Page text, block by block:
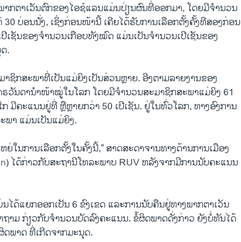
ກຕາເວັນຕົກຂອງໄອຊ໌ແລນແມ່ນປ່ຽນຜົນທີ່ອອກມາ, ໂດຍມີຈໍານວນ
ບ່ອນນັ່ງ, ເຊິ່ງກ່ອນໜ້ານີ້ ເຄີຍໄດ້ຮັບການເລືອກຕັ້ງຄັ້ງທີສອງກ່ອນ
ເຊັນຂອງຈໍານວນເກືອບທັງໝົດ ແມ່ນເປັນຈໍານວນເປີເຊັນຂອງ
.
ຊິກສະພາທີ່ເປັນແມ່ຍິງເປັນສ່ວນຫຼາຍ. ອີງຕາມລາຍງານຂອງ
ວັນດານໍາໜ້າໝູ່ໃນໂລກ ໂດຍມີຈໍານວນສະມາຊິກສະພາແມ່ຍິງ 61
ມີຄະແນນຢູ່ທີ່ ຫຼືຫຼາຍກວ່າ 50 ເປີເຊັນ. ຢູ່ໃນທົ່ວໂລກ, ທາງອົງການ
ພາ ແມ່ນເປັນແມ່ຍິງ.
ຍ່ໃນການເລືອກຕັ້ງໃນຄັ້ງນີ້,” ສາດສະດາຈານທາງດ້ານການເມືອງ
ໄດ້ກ່າວກັບສະຖານີໂທລະພາບ RUV ຫລັງຈາກມີການນັບຄະແນນ
ໄດ້ແຍກອອກເປັນ 6 ຂົງເຂດ ແລະການນັບຄືນຢູ່ທາງພາກຕາເວັນ
າມ ກ່ຽວກັບຈໍານວນບັດລົງຄະແນນ. ຂໍ້ຜິດພາດດັ່ງກ່າວ ຍັງບໍ່ທັນໄດ້
ພາດ ທີ່ເກີດຈາກມະນຸດ.